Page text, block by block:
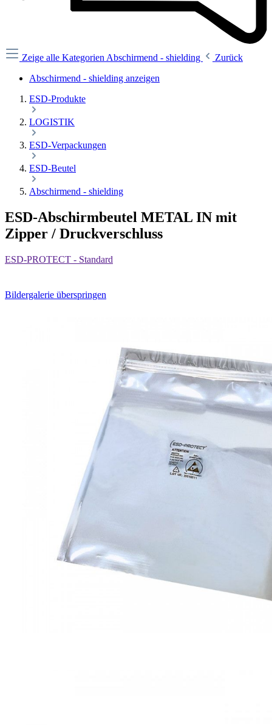
Zeige alle Kategorien Abschirmend - shielding
Zurück
Abschirmend - shielding anzeigen
ESD-Produkte
LOGISTIK
ESD-Verpackungen
ESD-Beutel
Abschirmend - shielding
ESD-Abschirmbeutel METAL IN mit
Zipper / Druckverschluss
ESD-PROTECT - Standard
Bildergalerie überspringen